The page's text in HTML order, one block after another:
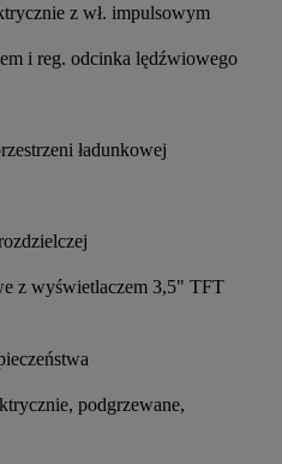
z wł. impulsowym
i reg. odcinka lędźwiowego
ładunkowej
z wyświetlaczem 3,5" TFT
podgrzewane,